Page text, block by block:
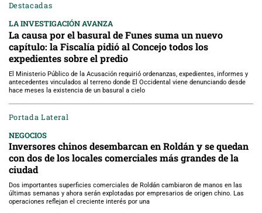
Destacadas
LA INVESTIGACIÓN AVANZA
La causa por el basural de Funes suma un nuevo
capítulo: la Fiscalía pidió al Concejo todos los
expedientes sobre el predio
El Ministerio Público de la Acusación requirió ordenanzas, expedientes, informes y
antecedentes vinculados al terreno donde El Occidental viene denunciando desde
hace meses la existencia de un basural a cielo
Portada Lateral
NEGOCIOS
Inversores chinos desembarcan en Roldán y se quedan
con dos de los locales comerciales más grandes de la
ciudad
Dos importantes superficies comerciales de Roldán cambiaron de manos en las
últimas semanas y ahora serán explotadas por empresarios de origen chino. Las
operaciones reflejan el creciente interés por una